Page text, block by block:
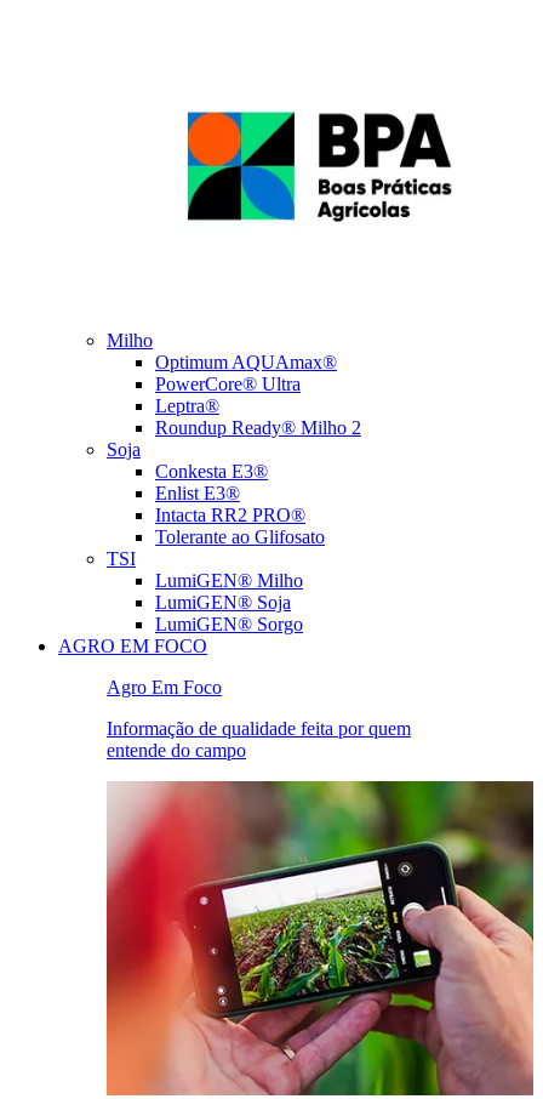
Milho
Optimum AQUAmax®
PowerCore® Ultra
Leptra®
Roundup Ready® Milho 2
Soja
Conkesta E3®
Enlist E3®
Intacta RR2 PRO®
Tolerante ao Glifosato
TSI
LumiGEN® Milho
LumiGEN® Soja
LumiGEN® Sorgo
AGRO EM FOCO
Agro Em Foco
Informação de qualidade feita por quem
entende do campo